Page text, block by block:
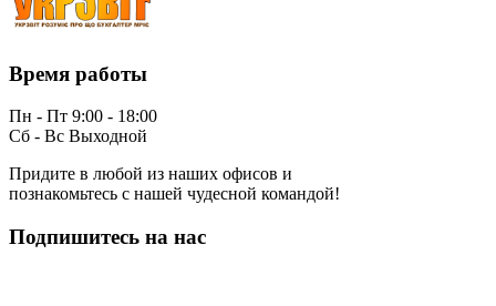
Время работы
Пн - Пт 9:00 - 18:00
Сб - Вс Выходной
Придите в любой из наших офисов и
познакомьтесь с нашей чудесной командой!
Подпишитесь на нас